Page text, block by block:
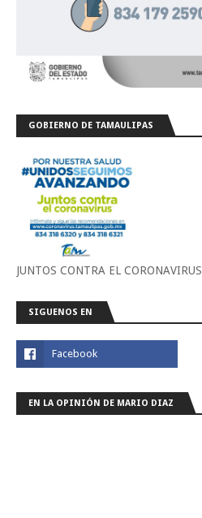
GOBIERNO DE TAMAULIPAS
JUNTOS CONTRA EL CORONAVIRUS
SIGUENOS EN
EN LA OPINIÓN DE MARIO DIAZ